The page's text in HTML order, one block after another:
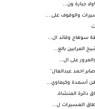
جبارة ون...
والوقوف على ...
سوهاج وقائد ال...
المرابين بالع...
على ال...
احمد عبدالعال"
دائرة المنشاة.
العسيرات ل...